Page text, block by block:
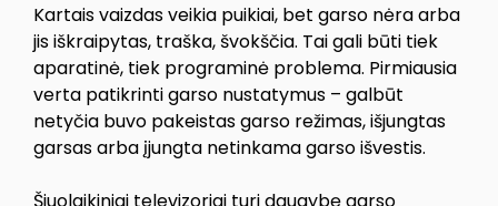
Kartais vaizdas veikia puikiai, bet garso nėra arba
jis iškraipytas, traška, švokščia. Tai gali būti tiek
aparatinė, tiek programinė problema. Pirmiausia
verta patikrinti garso nustatymus – galbūt
netyčia buvo pakeistas garso režimas, išjungtas
garsas arba įjungta netinkama garso išvestis.
Šiuolaikiniai televizoriai turi daugybę garso